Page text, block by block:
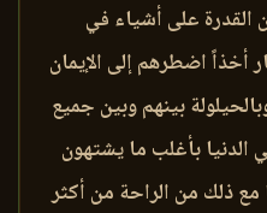
القدرة على أشياء في
أخذاً اضطرهم إلى الإيمان
بينهم وبين جميع
الدنيا بأغلب ما يشتهون
مع ذلك من الراحة من أكثر